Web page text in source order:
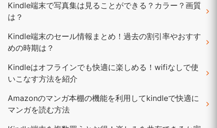
Kindle端末で写真集は見ることができる？カラー？画質
は？
Kindle端末のセール情報まとめ！過去の割引率やおすす
めの時期は？
Kindleはオフラインでも快適に楽しめる！wifiなしで使
いこなす方法を紹介
Amazonのマンガ本棚の機能を利用してkindleで快適に
マンガを読む方法